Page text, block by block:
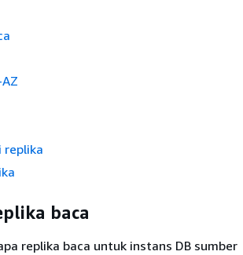
replika
baca
replika baca untuk instans DB sumber